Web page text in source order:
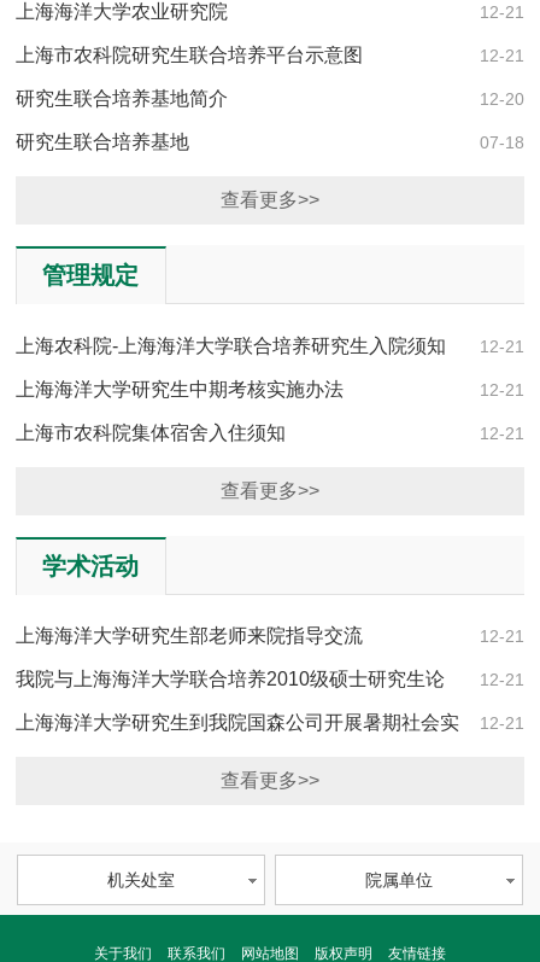
12-21
上海海洋大学农业研究院
12-21
上海市农科院研究生联合培养平台示意图
12-20
研究生联合培养基地简介
07-18
研究生联合培养基地
查看更多>>
管理规定
12-21
上海农科院-上海海洋大学联合培养研究生入院须知
12-21
上海海洋大学研究生中期考核实施办法
12-21
上海市农科院集体宿舍入住须知
查看更多>>
学术活动
12-21
上海海洋大学研究生部老师来院指导交流
12-21
我院与上海海洋大学联合培养2010级硕士研究生论
文答辩会顺利举行 12-21
上海海洋大学研究生到我院国森公司开展暑期社会实
查看更多>>
机关处室 院属单位
关于我们 联系我们 网站地图 版权声明 友情链接